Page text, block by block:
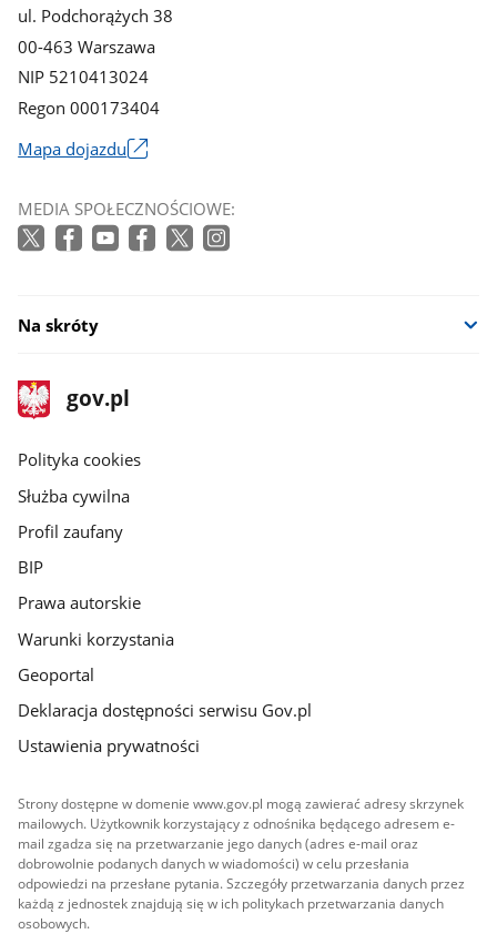
ul. Podchorążych 38
00-463 Warszawa
NIP 5210413024
Regon 000173404
Mapa dojazdu
się
w
MEDIA SPOŁECZNOŚCIOWE:
Na skróty
stopka
gov.pl
Strona
gov.pl
gov.pl
Polityka cookies
Służba cywilna
Profil zaufany
BIP
Prawa autorskie
Warunki korzystania
Geoportal
Deklaracja dostępności serwisu Gov.pl
Ustawienia prywatności
Strony dostępne w domenie www.gov.pl mogą zawierać adresy skrzynek
mailowych. Użytkownik korzystający z odnośnika będącego adresem e-
mail zgadza się na przetwarzanie jego danych (adres e-mail oraz
dobrowolnie podanych danych w wiadomości) w celu przesłania
odpowiedzi na przesłane pytania. Szczegóły przetwarzania danych przez
każdą z jednostek znajdują się w ich politykach przetwarzania danych
osobowych.